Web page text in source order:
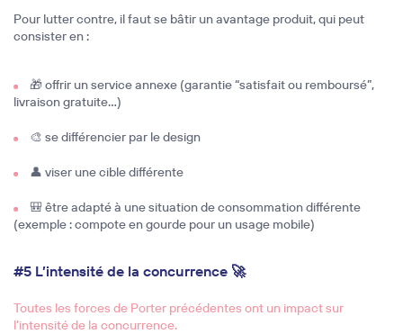
Pour lutter contre, il faut se bâtir un avantage produit, qui peut
consister en :
🎁 offrir un service annexe (garantie “satisfait ou remboursé”,
livraison gratuite…)
🎨 se différencier par le design
👤 viser une cible différente
🎒 être adapté à une situation de consommation différente
(exemple : compote en gourde pour un usage mobile)
#5 L’intensité de la concurrence 🚀
Toutes les forces de Porter précédentes ont un impact sur
l’intensité de la concurrence.